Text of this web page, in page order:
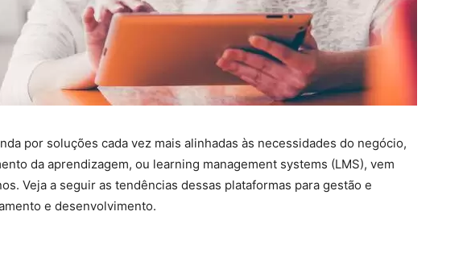
por soluções cada vez mais alinhadas às necessidades do negócio,
da aprendizagem, ou learning management systems (LMS), vem
Veja a seguir as tendências dessas plataformas para gestão e
e desenvolvimento.